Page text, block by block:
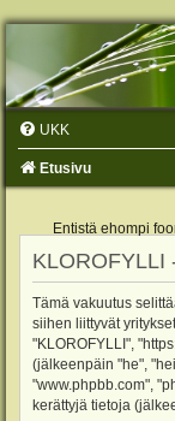
UKK
Etusivu
Entistä ehompi
KLOROFYLLI
Tämä vakuutus
siihen liittyvät
"KLOROFYLLI",
(jälkeenpäin "he",
"www.phpbb.com",
kerättyjä tietoja